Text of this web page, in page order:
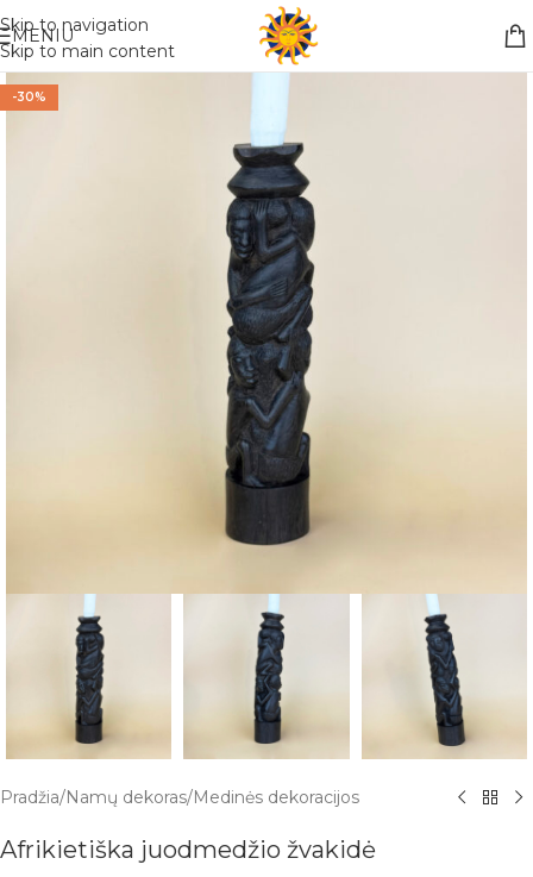
Skip to navigation
Skip to main content
Nemokamas pristatymas į paštomatą apsiperkant už 30€!!
MENIU
-30%
Pradžia/Namų dekoras/Medinės dekoracijos
Afrikietiška juodmedžio žvakidė